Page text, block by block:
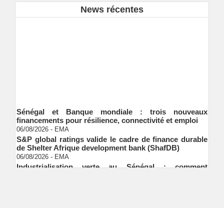
News récentes
financements pour résilience, connectivité et emploi
06/08/2026 -EMA
S&P global ratings valide le cadre de finance durable
de Shelter Afrique development bank (ShafDB)
06/08/2026 -EMA
Industrialisation verte au Sénégal : comment
transformer le dialogue d'experts en adhésion